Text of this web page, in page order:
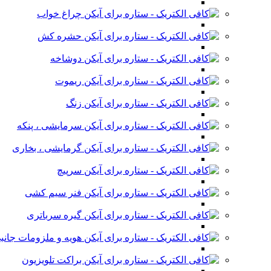
چراغ خواب
حشره کش
دوشاخه
ریموت
زنگ
سرمایشی ، پنکه
گرمایشی ، بخاری
سرپیچ
فنر سیم کشی
گیره سرباتری
هویه و ملزومات
براکت تلویزیون